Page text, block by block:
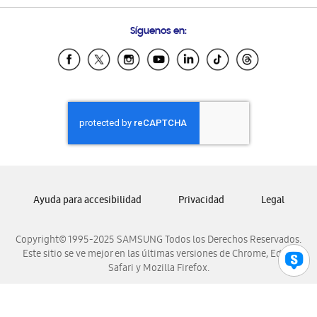
Samsung Ecuador
Samsung El Salvador
Samsung Honduras
Samsung Nicaragua
Samsung Panamá
Samsung Venezuela
Síguenos en:
Copyright© 1995-2025 SAMSUNG Todos los Derechos Reservados.
Este sitio se ve mejor en las últimas versiones de Chrome, Edge,
Safari y Mozilla Firefox.
Ayuda para accesibilidad Privacidad Legal